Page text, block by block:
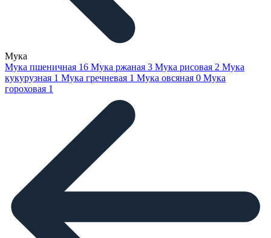
Мука
Мука пшеничная 16 Мука ржаная 3 Мука рисовая 2 Мука
кукурузная 1 Мука гречневая 1 Мука овсяная 0 Мука
гороховая 1